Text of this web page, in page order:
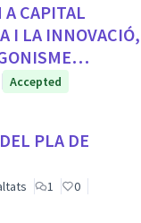
A CAPITAL
I LA INNOVACIÓ,
Accepted
PLA DE
1
0